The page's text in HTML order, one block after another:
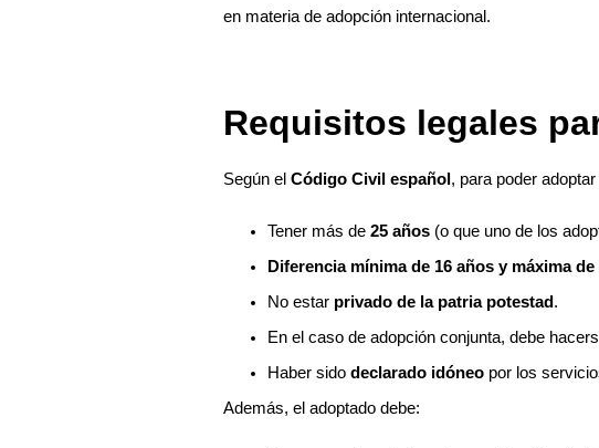
en materia de adopción internacional.
Requisitos legales
Según el Código Civil español , para poder
Tener más de 25 años(o que uno de los
Diferencia mínima de 16 años y máxima de
No estar privado de la patria potestad.
En el caso de adopción conjunta, debe
Haber sido declarado idóneopor los
Además, el adoptado debe: